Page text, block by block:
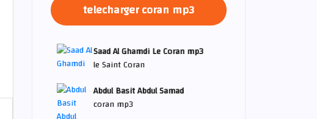
telecharger coran mp3
Saad Al Ghamdi Le Coran mp3
le Saint Coran
Abdul Basit Abdul Samad
coran mp3